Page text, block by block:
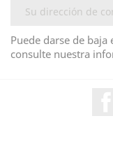
Puede darse de
consulte nuestra